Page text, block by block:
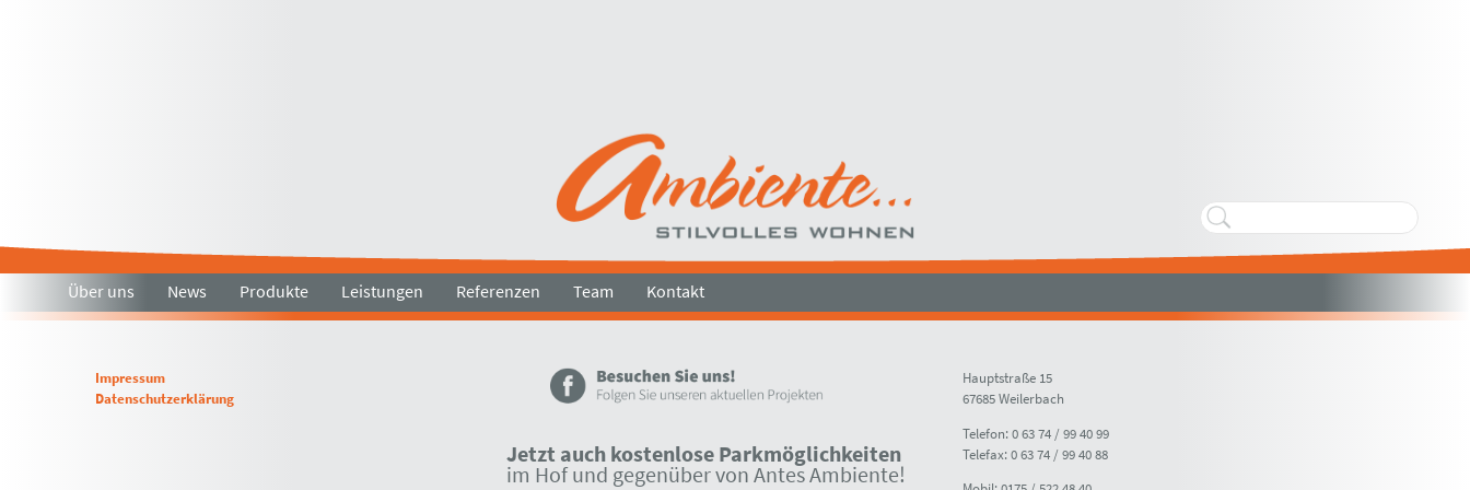
Über uns News Produkte Leistungen Referenzen Team Kontakt
Impressum
Datenschutzerklärung
Jetzt auch kostenlose Parkmöglichkeiten
im Hof und gegenüber von Antes Ambiente!
Hauptstraße 15
67685 Weilerbach
Telefon: 0 63 74 / 99 40 99
Telefax: 0 63 74 / 99 40 88